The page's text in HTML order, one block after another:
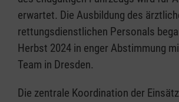
erwartet. Die Ausbildung des
rettungsdienstlichen Personals
Herbst 2024 in enger Abstimmung
Team in Dresden.
Die zentrale Koordination der